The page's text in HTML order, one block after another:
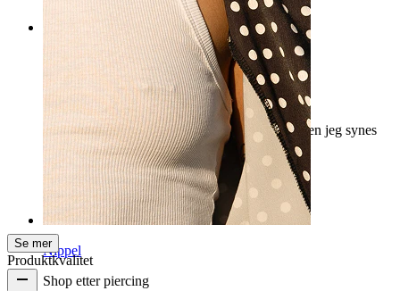
Nippel
Shop etter piercing
Rating
Stor
Kulene er veldig store. De glitrer veldig fint. Men jeg synes
de er for store for en brystvorte.
Bekreftet kjøp
AI-oversatt Vis original
Se mer
Produktkvalitet